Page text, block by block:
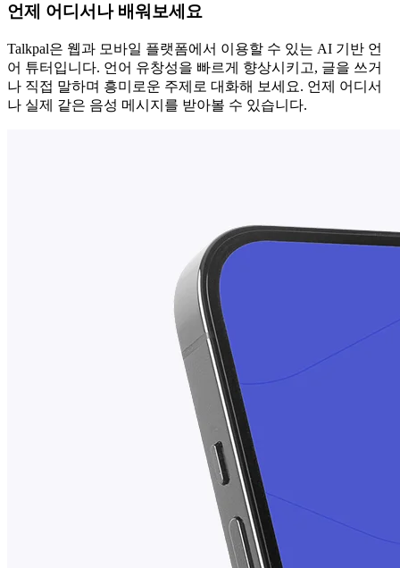
언제 어디서나 배워보세요
Talkpal은 웹과 모바일 플랫폼에서 이용할 수 있는 AI 기반 언
어 튜터입니다. 언어 유창성을 빠르게 향상시키고, 글을 쓰거
나 직접 말하며 흥미로운 주제로 대화해 보세요. 언제 어디서
나 실제 같은 음성 메시지를 받아볼 수 있습니다.